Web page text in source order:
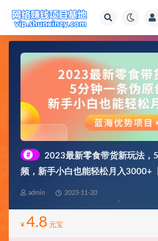
#
2023最新零食带货新玩法，
频，新手小白也能轻松月入3000+
admin 2023-11-20
¥ 4.8 元宝